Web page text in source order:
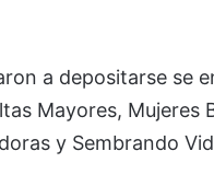
a depositarse se
Mayores, Mujeres
y Sembrando